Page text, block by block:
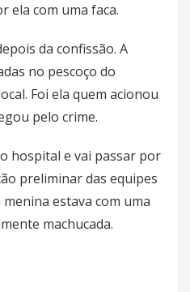
ela com uma faca.
da confissão. A
no pescoço do
Foi ela quem acionou
pelo crime.
hospital e vai passar por
preliminar das equipes
estava com uma
machucada.